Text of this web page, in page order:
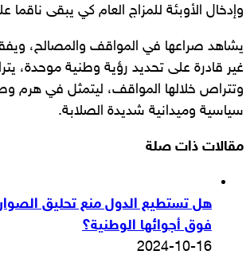
وإدخال الأوبئة للمزاج العام كي يبقى ناقما
يشاهد صراعها في المواقف والمصالح،
غير قادرة على تحديد رؤية وطنية موحدة،
وتتراص خلالها المواقف، ليتمثل في
سياسية وميدانية شديدة الصلابة.
مقالات ذات صلة
هل تستطيع الدول منع تحليق
فوق أجوائها الوطنية؟
2024-10-16